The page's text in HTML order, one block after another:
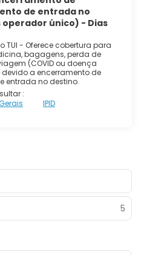
de entrada no
único) - Dias
TUI - Oferece cobertura para
bagagens, perda de
(COVID ou doença
a encerramento de
entrada no destino.
:
IPID
5